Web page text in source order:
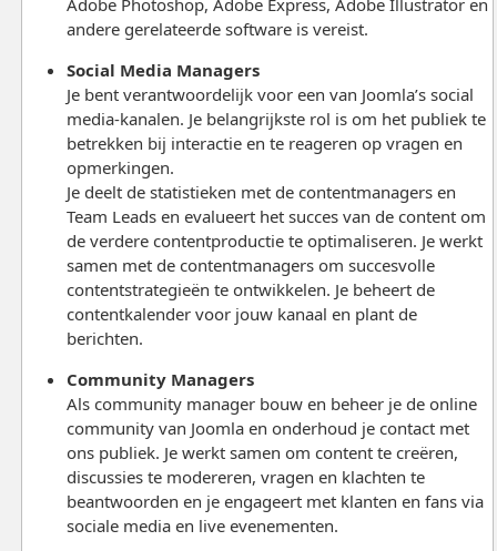
andere gerelateerde software is vereist.
Social Media Managers
Je bent verantwoordelijk voor een van Joomla’s social
media-kanalen. Je belangrijkste rol is om het publiek te
betrekken bij interactie en te reageren op vragen en
opmerkingen.
Je deelt de statistieken met de contentmanagers en
Team Leads en evalueert het succes van de content om
de verdere contentproductie te optimaliseren. Je werkt
samen met de contentmanagers om succesvolle
contentstrategieën te ontwikkelen. Je beheert de
contentkalender voor jouw kanaal en plant de
berichten.
Community Managers
Als community manager bouw en beheer je de online
community van Joomla en onderhoud je contact met
ons publiek. Je werkt samen om content te creëren,
discussies te modereren, vragen en klachten te
beantwoorden en je engageert met klanten en fans via
sociale media en live evenementen.